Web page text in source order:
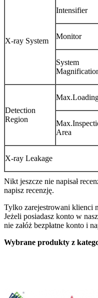
X-ray System
Intensifier
Monitor
System
Detection
Region
Area
X-ray Leakage
Nikt jeszcze nie napisał
napisz recenzję.
Tylko zarejestrowani klienci
Jeżeli posiadasz konto w
nie załóż bezpłatne konto i
Wybrane produkty z